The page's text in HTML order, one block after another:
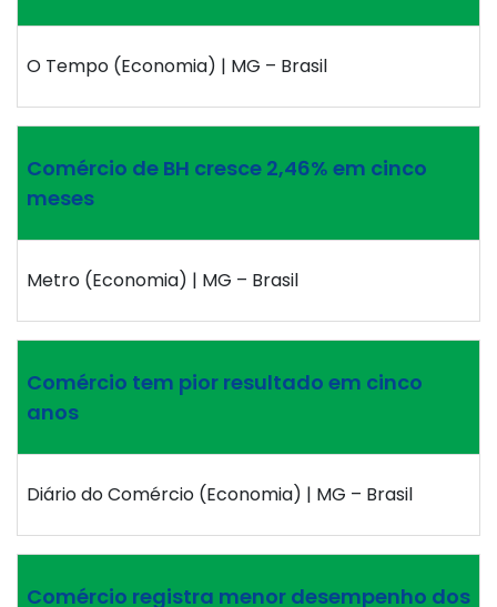
O Tempo (Economia) | MG – Brasil
Comércio de BH cresce 2,46% em cinco
meses
Metro (Economia) | MG – Brasil
Comércio tem pior resultado em cinco
anos
Diário do Comércio (Economia) | MG – Brasil
Comércio registra menor desempenho dos